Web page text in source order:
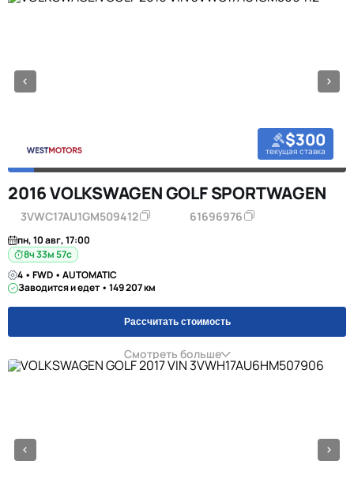
$300
текущая ставка
2016 VOLKSWAGEN GOLF SPORTWAGEN
3VWC17AU1GM509412 61696976
пн, 10 авг, 17:00
8ч 33м 57с
4 • FWD • AUTOMATIC
Заводится и едет • 149 207 км
Рассчитать стоимость
Смотреть больше